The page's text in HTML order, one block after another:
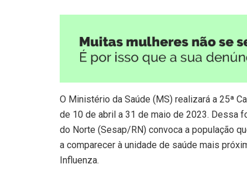
O Ministério da Saúde (MS) realizará a 25ª
de 10 de abril a 31 de maio de 2023. Dessa
do Norte (Sesap/RN) convoca a população
a comparecer à unidade de saúde mais
Influenza.